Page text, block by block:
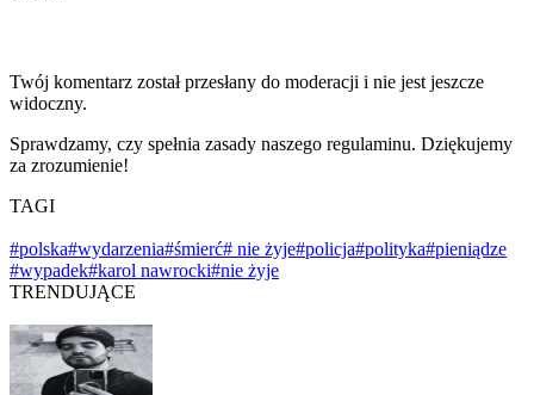
Twój komentarz został przesłany do moderacji i nie jest jeszcze
widoczny.
Sprawdzamy, czy spełnia zasady naszego regulaminu. Dziękujemy
za zrozumienie!
TAGI
#polska#wydarzenia#śmierć# nie żyje#policja#polityka#pieniądze
#wypadek#karol nawrocki#nie żyje
TRENDUJĄCE